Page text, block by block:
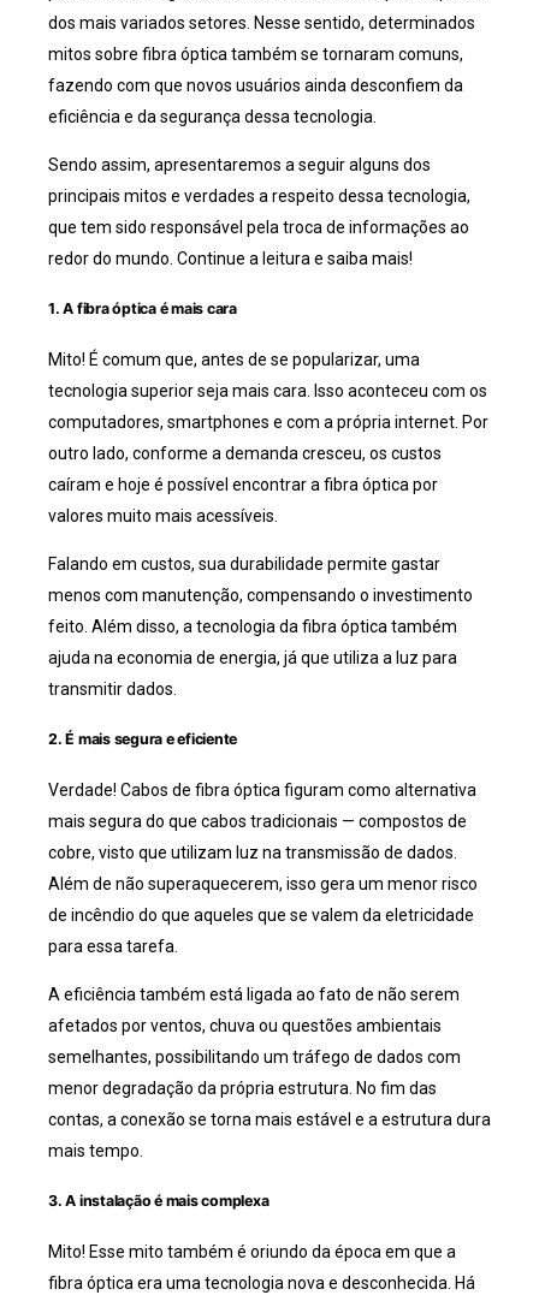
dos mais variados setores. Nesse sentido, determinados
mitos sobre fibra óptica também se tornaram comuns,
fazendo com que novos usuários ainda desconfiem da
eficiência e da segurança dessa tecnologia.
Sendo assim, apresentaremos a seguir alguns dos
principais mitos e verdades a respeito dessa tecnologia,
que tem sido responsável pela troca de informações ao
redor do mundo. Continue a leitura e saiba mais!
1. A fibra óptica é mais cara
Mito! É comum que, antes de se popularizar, uma
tecnologia superior seja mais cara. Isso aconteceu com os
computadores, smartphones e com a própria internet. Por
outro lado, conforme a demanda cresceu, os custos
caíram e hoje é possível encontrar a fibra óptica por
valores muito mais acessíveis.
Falando em custos, sua durabilidade permite gastar
menos com manutenção, compensando o investimento
feito. Além disso, a tecnologia da fibra óptica também
ajuda na economia de energia, já que utiliza a luz para
transmitir dados.
2. É mais segura e eficiente
Verdade! Cabos de fibra óptica figuram como alternativa
mais segura do que cabos tradicionais — compostos de
cobre, visto que utilizam luz na transmissão de dados.
Além de não superaquecerem, isso gera um menor risco
de incêndio do que aqueles que se valem da eletricidade
para essa tarefa.
A eficiência também está ligada ao fato de não serem
afetados por ventos, chuva ou questões ambientais
semelhantes, possibilitando um tráfego de dados com
menor degradação da própria estrutura. No fim das
contas, a conexão se torna mais estável e a estrutura dura
mais tempo.
3. A instalação é mais complexa
Mito! Esse mito também é oriundo da época em que a
fibra óptica era uma tecnologia nova e desconhecida. Há